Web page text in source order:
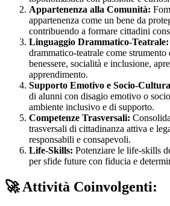
Appartenenza alla Comunità:
appartenenza come un bene da
contribuendo a formare cittadini
Linguaggio Drammatico-Teatrale:
drammatico-teatrale come strumento
benessere, socialità e inclusione,
apprendimento.
Supporto Emotivo e Socio-
di alunni con disagio emotivo o
ambiente inclusivo e di supporto.
Competenze Trasversali:
trasversali di cittadinanza attiva e
responsabili e consapevoli.
Life-Skills: Potenziare le life-skills
per sfide future con fiducia e
🚀 Attività Coinvolgenti: